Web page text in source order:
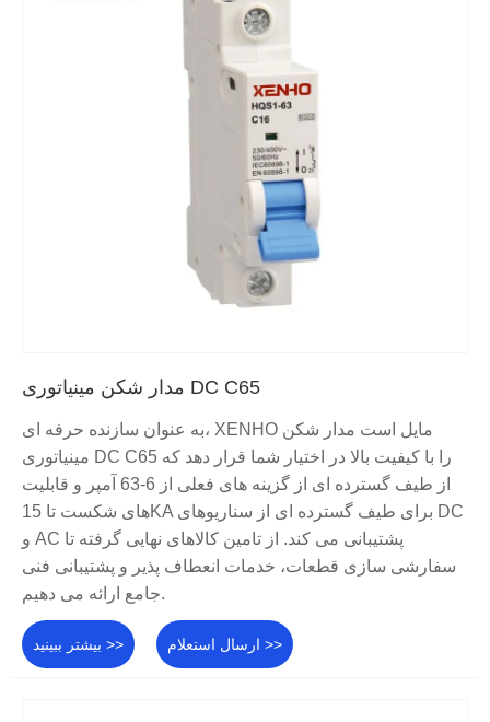
مدار شکن مینیاتوری DC C65
به عنوان سازنده حرفه ای، XENHO مایل است مدار شکن
مینیاتوری DC C65 را با کیفیت بالا در اختیار شما قرار دهد که
از طیف گسترده ای از گزینه های فعلی از 6-63 آمپر و قابلیت
های شکست تا 15KA برای طیف گسترده ای از سناریوهای DC
و AC پشتیبانی می کند. از تامین کالاهای نهایی گرفته تا
سفارشی سازی قطعات، خدمات انعطاف پذیر و پشتیبانی فنی
جامع ارائه می دهیم.
بیشتر ببینید >> ارسال استعلام >>